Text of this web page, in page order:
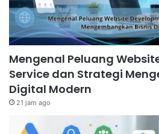
Mengenal Peluang
Service dan Strategi
Digital Modern
21 jam ago